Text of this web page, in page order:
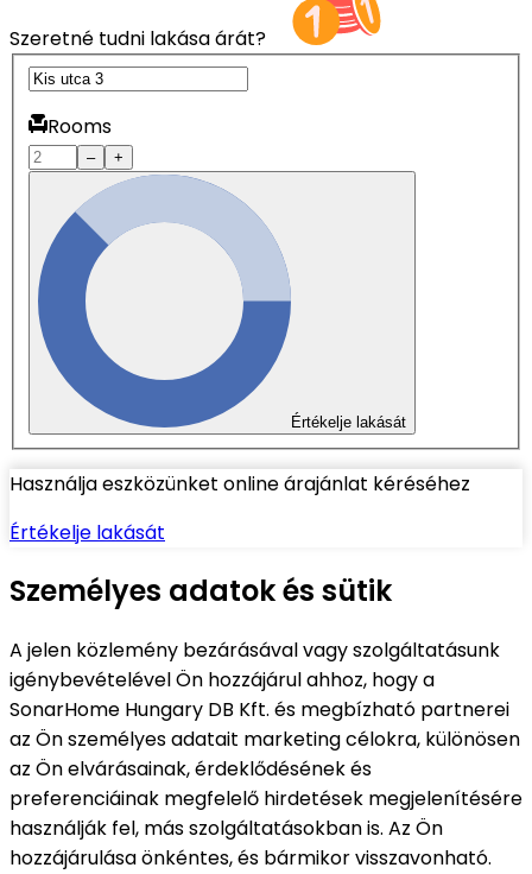
Szeretné tudni lakása árát?
Rooms
– +
Értékelje lakását
Használja eszközünket online árajánlat kéréséhez
Értékelje lakását
Személyes adatok és sütik
A jelen közlemény bezárásával vagy szolgáltatásunk
igénybevételével Ön hozzájárul ahhoz, hogy a
SonarHome Hungary DB Kft. és megbízható partnerei
az Ön személyes adatait marketing célokra, különösen
az Ön elvárásainak, érdeklődésének és
preferenciáinak megfelelő hirdetések megjelenítésére
használják fel, más szolgáltatásokban is. Az Ön
hozzájárulása önkéntes, és bármikor visszavonható.